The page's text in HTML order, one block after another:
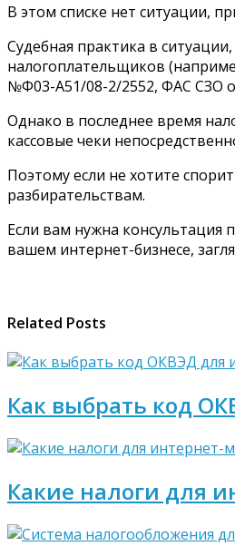
В этом списке нет ситуации,
Судебная практика в
налогоплательщиков
№Ф03-А51/08-2/2552, ФАС СЗО
Однако в последнее время
кассовые чеки
Поэтому если не хотите
разбирательствам.
Если вам нужна консультация
вашем интернет-бизнесе,
Related Posts
Как выбрать код
Какие налоги для